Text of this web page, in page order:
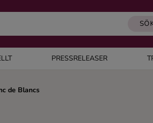
PRESSRELEASER
de Blancs